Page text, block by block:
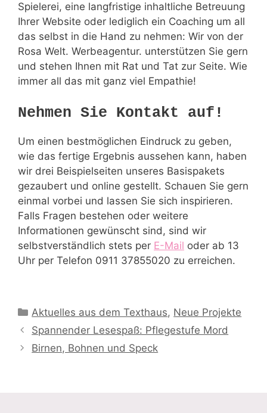
Spielerei, eine langfristige inhaltliche Betreuung
Ihrer Website oder lediglich ein Coaching um all
das selbst in die Hand zu nehmen: Wir von der
Rosa Welt. Werbeagentur. unterstützen Sie gern
und stehen Ihnen mit Rat und Tat zur Seite. Wie
immer all das mit ganz viel Empathie!
Nehmen Sie Kontakt auf!
Um einen bestmöglichen Eindruck zu geben,
wie das fertige Ergebnis aussehen kann, haben
wir drei Beispielseiten unseres Basispakets
gezaubert und online gestellt. Schauen Sie gern
einmal vorbei und lassen Sie sich inspirieren.
Falls Fragen bestehen oder weitere
Informationen gewünscht sind, sind wir
selbstverständlich stets per E-Mail oder ab 13
Uhr per Telefon 0911 37855020 zu erreichen.
Kategorien
Aktuelles aus dem Texthaus, Neue Projekte
Spannender Lesespaß: Pflegestufe Mord
Birnen, Bohnen und Speck